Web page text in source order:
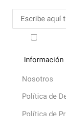
Información
Nosotros
Política de
Política de